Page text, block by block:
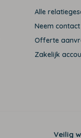
Alle
Neem
Offerte
Zakelijk
Veilig